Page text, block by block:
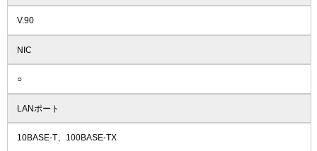
V.90
NIC
○
LANポート
10BASE-T、100BASE-TX